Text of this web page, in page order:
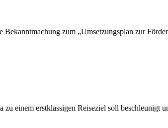
zum „Umsetzungsplan zur
einem erstklassigen Reiseziel soll beschleunigt